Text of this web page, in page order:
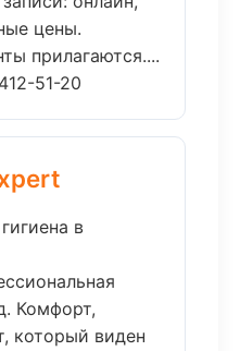
цены.
прилагаются....
51-20
в
Комфорт,
который виден